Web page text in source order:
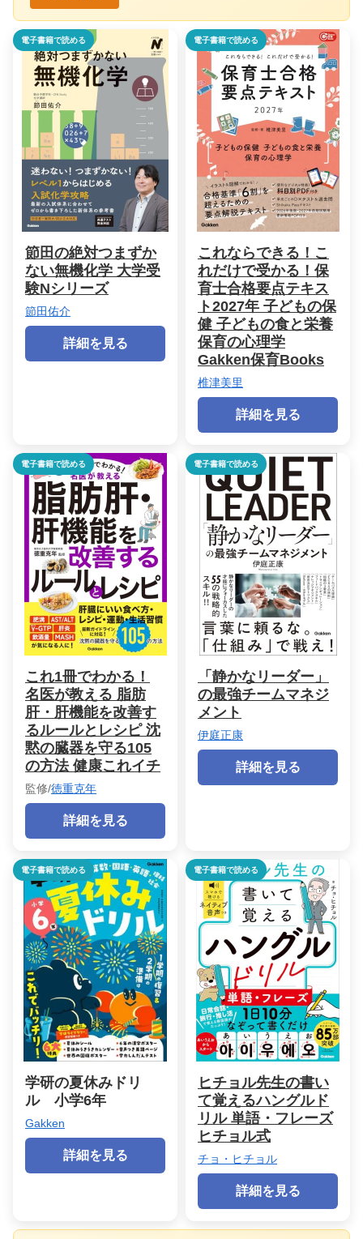
電子書籍で読める
節田の絶対つまずか
ない無機化学 大学受
験Nシリーズ
節田佑介
詳細を見る
電子書籍で読める
これならできる！こ
れだけで受かる！保
育士合格要点テキス
ト2027年 子どもの保
健 子どもの食と栄養
保育の心理学
Gakken保育Books
椎津美里
詳細を見る
電子書籍で読める
これ1冊でわかる！
名医が教える 脂肪
肝・肝機能を改善す
るルールとレシピ 沈
黙の臓器を守る105
の方法 健康これイチ
監修/徳重克年
詳細を見る
電子書籍で読める
「静かなリーダー」
の最強チームマネジ
メント
伊庭正康
詳細を見る
電子書籍で読める
学研の夏休みドリ
ル 小学6年
Gakken
詳細を見る
電子書籍で読める
ヒチョル先生の書い
て覚えるハングルド
リル 単語・フレーズ
ヒチョル式
チョ・ヒチョル
詳細を見る